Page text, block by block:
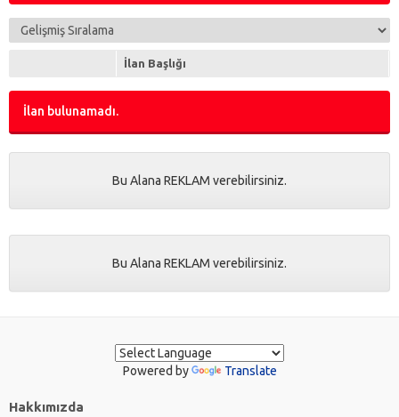
Sıra Dışı Ürünler
Tütün Aksesuarları
İlan Başlığı
İlan bulunamadı.
Bu Alana REKLAM verebilirsiniz.
Bu Alana REKLAM verebilirsiniz.
Powered by Translate
Hakkımızda